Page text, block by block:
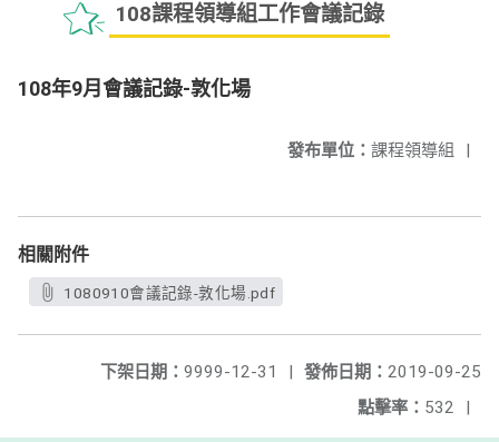
108課程領導組工作會議記錄
108年9月會議記錄-敦化場
發布單位： 課程領導組 |
相關附件
1080910會議記錄-敦化場.pdf
發佈日期： 2019-09-25
下架日期： 9999-12-31
|
點擊率： 532 |